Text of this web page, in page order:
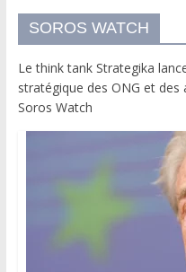
SOROS WATCH
Le think tank Strategika
stratégique des ONG et
Soros Watch